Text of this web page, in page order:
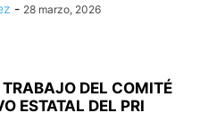
- 28 marzo, 2026
DEL COMITÉ
ESTATAL DEL PRI